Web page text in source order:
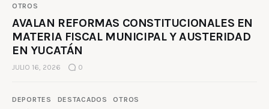
OTROS
AVALAN REFORMAS CONSTITUCIONALES EN
MATERIA FISCAL MUNICIPAL Y AUSTERIDAD
EN YUCATÁN
JULIO 16, 2026 0
DEPORTES DESTACADOS OTROS